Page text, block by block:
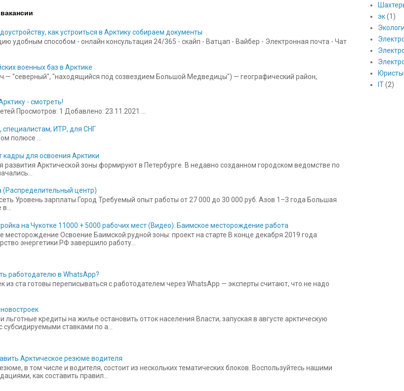
как устроиться в Арктику собираем документы
удобным способом - онлайн консультация 24/365 - скайп - Ватцап - Вайбер - Электронная почта - Чат
военных баз в Арктике
"северный", "находящийся под созвездием Большой Медведицы") — географический район,
- смотреть!
Просмотров: 1 Добавлено: 23.11.2021 ...
специалистам, ИТР, для СНГ
полюсе ...
кадры для освоения Арктики
развития Арктической зоны формируют в Петербурге. В недавно созданном городском ведомстве по
(Распределительный центр)
Уровень зарплаты Город Требуемый опыт работы от 27 000 до 30 000 руб. Азов 1–3 года Большая
на Чукотке 11000 + 5000 рабочих мест (Видео). Баимское месторождение работа
месторождение Освоение Баимской рудной зоны: проект на старте В конце декабря 2019 года
энергетики РФ завершило работу...
работодателю в WhatsApp?
из ста готовы переписываться с работодателем через WhatsApp — эксперты считают, что не надо
льготные кредиты на жилье остановить отток населения Власти, запуская в августе арктическую
субсидируемыми ставками по а...
Арктическое резюме водителя
в том числе и водителя, состоит из нескольких тематических блоков. Воспользуйтесь нашими
как составить правил...
эк (1)
Юристы
IT (2)